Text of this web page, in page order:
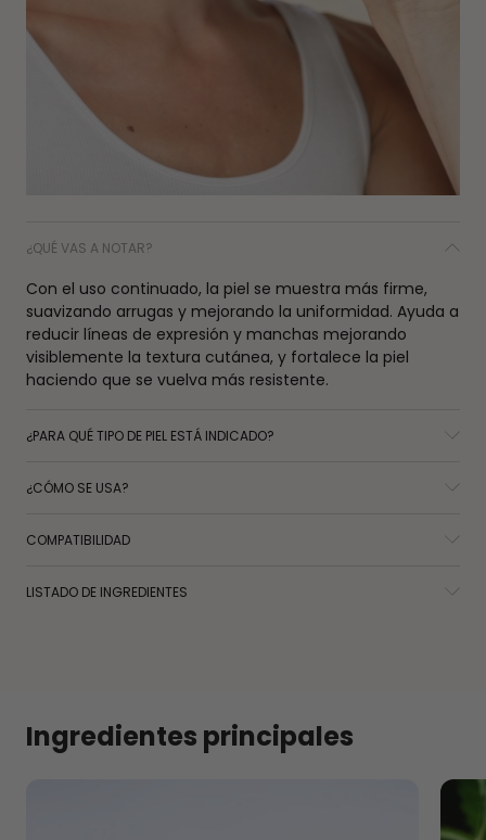
¿QUÉ VAS A NOTAR?
Con el uso continuado, la piel se muestra más firme,
suavizando arrugas y mejorando la uniformidad. Ayuda a
reducir líneas de expresión y manchas mejorando
visiblemente la textura cutánea, y fortalece la piel
haciendo que se vuelva más resistente.
¿PARA QUÉ TIPO DE PIEL ESTÁ INDICADO?
¿CÓMO SE USA?
COMPATIBILIDAD
LISTADO DE INGREDIENTES
Ingredientes principales